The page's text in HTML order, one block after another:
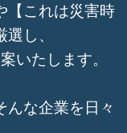
【これは災害時
し、
いたします。
な企業を日々